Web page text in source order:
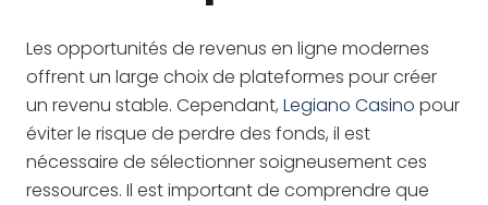
Les opportunités de revenus en ligne modernes
offrent un large choix de plateformes pour créer
un revenu stable. Cependant, Legiano Casino pour
éviter le risque de perdre des fonds, il est
nécessaire de sélectionner soigneusement ces
ressources. Il est important de comprendre que